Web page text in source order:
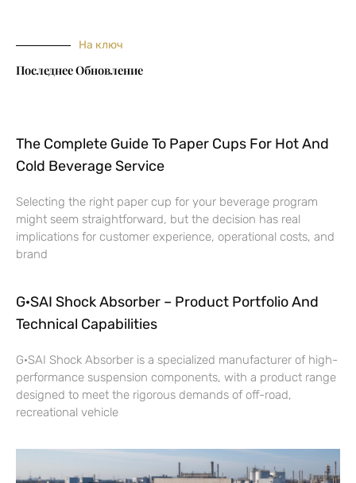
На ключ
Последнее Обновление
The Complete Guide To Paper Cups For Hot And
Cold Beverage Service
Selecting the right paper cup for your beverage program
might seem straightforward, but the decision has real
implications for customer experience, operational costs, and
brand
G·SAI Shock Absorber – Product Portfolio And
Technical Capabilities
G·SAI Shock Absorber is a specialized manufacturer of high-
performance suspension components, with a product range
designed to meet the rigorous demands of off-road,
recreational vehicle